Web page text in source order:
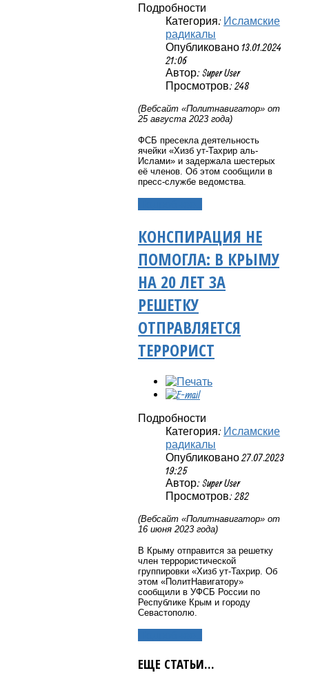
Подробности
Категория: Исламские
радикалы
Опубликовано 13.01.2024
21:06
Автор: Super User
Просмотров: 248
(Вебсайт «Политнавигатор» от
25 августа 2023 года)
ФСБ пресекла деятельность
ячейки «Хизб ут-Тахрир аль-
Ислами» и задержала шестерых
её членов. Об этом сообщили в
пресс-службе ведомства.
КОНСПИРАЦИЯ НЕ
ПОМОГЛА: В КРЫМУ
НА 20 ЛЕТ ЗА
РЕШЕТКУ
ОТПРАВЛЯЕТСЯ
ТЕРРОРИСТ
Подробности
Категория: Исламские
радикалы
Опубликовано 27.07.2023
19:25
Автор: Super User
Просмотров: 282
(Вебсайт «Политнавигатор» от
16 июня 2023 года)
В Крыму отправится за решетку
член террористической
группировки «Хизб ут-Тахрир. Об
этом «ПолитНавигатору»
сообщили в УФСБ России по
Республике Крым и городу
Севастополю.
ЕЩЕ СТАТЬИ...